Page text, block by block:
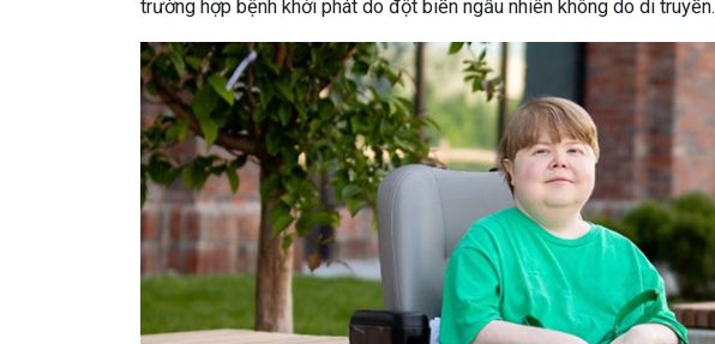
trường hợp bệnh khởi phát do đột biến ngẫu nhiên không do di truyền.